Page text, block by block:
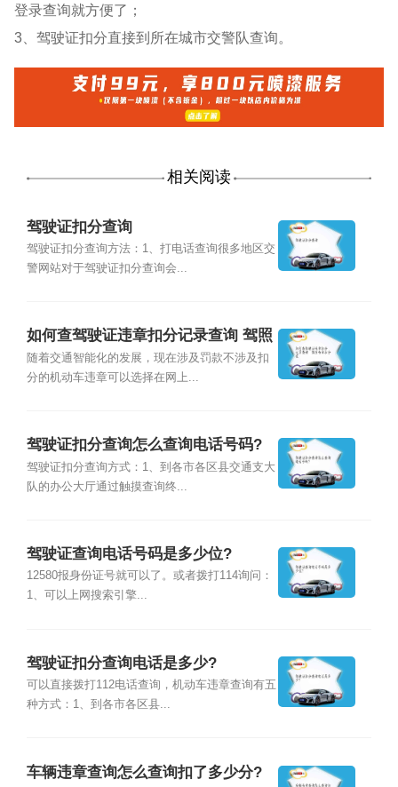
登录查询就方便了；
3、驾驶证扣分直接到所在城市交警队查询。
相关阅读
驾驶证扣分查询
驾驶证扣分查询方法：1、打电话查询很多地区交
警网站对于驾驶证扣分查询会...
如何查驾驶证违章扣分记录查询 驾照
违章扣分在
随着交通智能化的发展，现在涉及罚款不涉及扣
分的机动车违章可以选择在网上...
驾驶证扣分查询怎么查询电话号码?
驾驶证扣分查询方式：1、到各市各区县交通支大
队的办公大厅通过触摸查询终...
驾驶证查询电话号码是多少位?
12580报身份证号就可以了。或者拨打114询问：
1、可以上网搜索引擎...
驾驶证扣分查询电话是多少?
可以直接拨打112电话查询，机动车违章查询有五
种方式：1、到各市各区县...
车辆违章查询怎么查询扣了多少分?